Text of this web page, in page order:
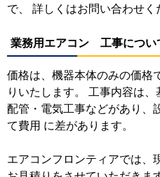
で、 詳しくはお問い合わせく
業務用エアコン 工事につい
価格は、機器本体のみの価格
りいたします。 工事内容は
配管・電気工事などがあり、
て費用 に差があります。
エアコンフロンティアでは、